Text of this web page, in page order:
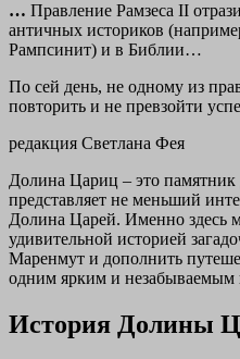
… Правление Рамзеса II
античных историков
Рампсинит) и в Библии…
По сей день, не одному из
повторить и не превзойти
редакция Светлана Фея
Долина Цариц – это памятник
представляет не меньший
Долина Царей. Именно здесь
удивительной историей
Маренмут и дополнить
одним ярким и незабываемым
История Долины